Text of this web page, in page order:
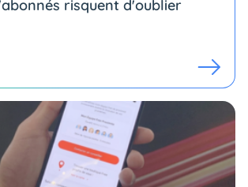
risquent d'oublier